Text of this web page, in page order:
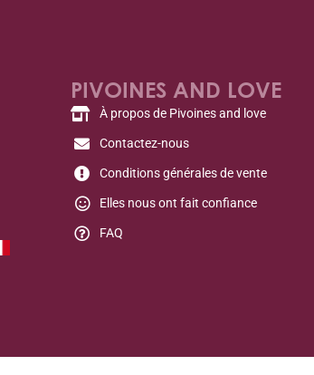
PIVOINES AND LOVE
À propos de Pivoines and love
Contactez-nous
Conditions générales de vente
Elles nous ont fait confiance
FAQ